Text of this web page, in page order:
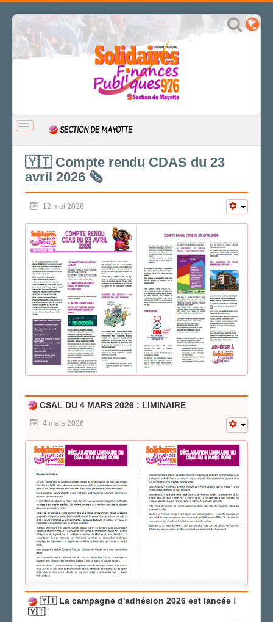
BASCULER
NAVIGATION
SECTION DE MAYOTTE
ACCUEIL
ACTUALITÉ
CSAL
CAP/Recours
FS SSCT
Action sociale
Archives
LA SECTION
AGENDA
ADHÉRER
🇾🇹 Compte rendu CDAS du 23
avril 2026 🗞️
12 mai 2026
CSAL DU 4 MARS 2026 : LIMINAIRE
4 mars 2026
🇾🇹 La campagne d'adhésion 2026 est lancée !
🇾🇹